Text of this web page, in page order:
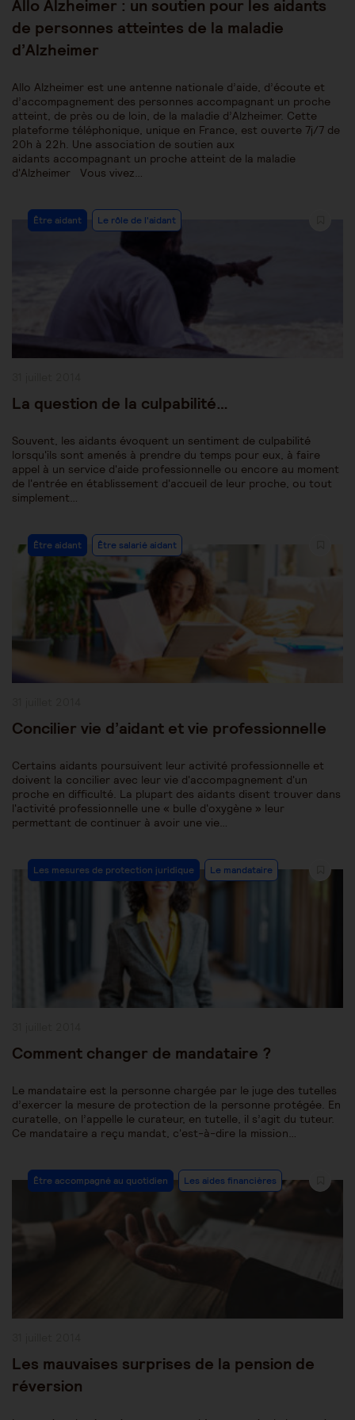
Allo Alzheimer : un soutien pour les aidants
de personnes atteintes de la maladie
d’Alzheimer
Allo Alzheimer est une antenne nationale d’aide, d’écoute et
d’accompagnement des personnes accompagnant un proche
atteint, de près ou de loin, de la maladie d’Alzheimer. Cette
plateforme téléphonique, unique en France, est ouverte 7j/7 de
20h à 22h. Une association de soutien aux
aidants accompagnant un proche atteint de la maladie
d'Alzheimer Vous vivez…
Post
Category:
Être aidant Le rôle de l'aidant
La question de la culpabilité…
Souvent, les aidants évoquent un sentiment de culpabilité
lorsqu'ils sont amenés à prendre du temps pour eux, à faire
appel à un service d'aide professionnelle ou encore au moment
de l'entrée en établissement d'accueil de leur proche, ou tout
simplement…
Post
Category:
Être aidant Être salarié aidant
Concilier vie d’aidant et vie professionnelle
Certains aidants poursuivent leur activité professionnelle et
doivent la concilier avec leur vie d'accompagnement d'un
proche en difficulté. La plupart des aidants disent trouver dans
l'activité professionnelle une « bulle d'oxygène » leur
permettant de continuer à avoir une vie…
Post
Category:
Les mesures de protection juridique Le mandataire
Comment changer de mandataire ?
Le mandataire est la personne chargée par le juge des tutelles
d’exercer la mesure de protection de la personne protégée. En
curatelle, on l’appelle le curateur, en tutelle, il s’agit du tuteur.
Ce mandataire a reçu mandat, c'est-à-dire la mission…
Post
Category:
Être accompagné au quotidien Les aides financières
Les mauvaises surprises de la pension de
réversion